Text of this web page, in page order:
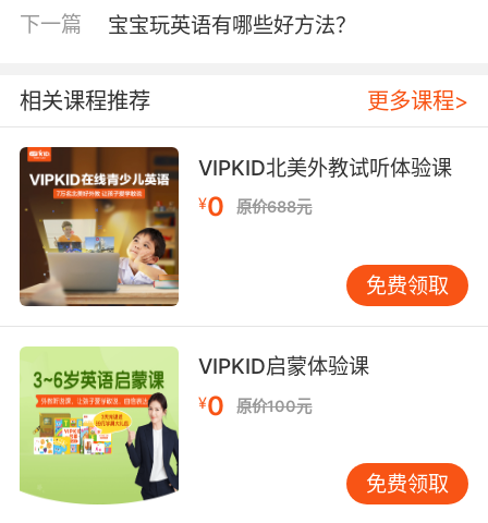
第二、要培养孩子的英语学习兴趣。
有些孩子学不好英语，是因为孩子觉得英语学习
太枯燥无聊，就不想学习。这种抵触英语的心
理，直接会影响孩子的英语学习效果。所以从孩
子的英语启蒙阶段开始，教师们就会特别注意培
养孩子的英语学习兴趣。通过多种方式提高孩子
的课堂参与度，让孩子在学习中发现英语学习的
趣味性。培养孩子的英语学习兴趣，建议家长选
择在线少儿英语学习机构，其中很多的辅修课程
下一篇 宝宝玩英语有哪些好方法？
相关课程推荐 更多课程>
VIPKID北美外教试听体验课
¥0 原价688元
免费领取
VIPKID启蒙体验课
¥0 原价100元
免费领取